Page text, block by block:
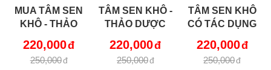
MUA TÂM SEN
KHÔ - THẢO
KHANG JD204
TAMSENKHO V2
220,000
250,000
TÂM SEN KHÔ -
THẢO DƯỢC
KHANG - JD204
TAMSENKHO
220,000
250,000
TÂM SEN KHÔ
CÓ TÁC DỤNG
GIẢI ĐỘC, TRẤN
TÂM KINH, HỖ
220,000
250,000